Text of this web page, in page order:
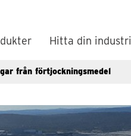
Hitta din industri
från förtjockningsmedel